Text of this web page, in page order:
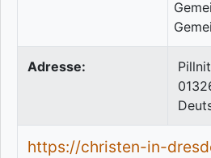
Adresse:
https://christen-in-